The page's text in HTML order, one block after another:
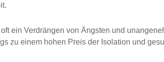
ein Verdrängen von Ängsten und
zu einem hohen Preis der Isolation und